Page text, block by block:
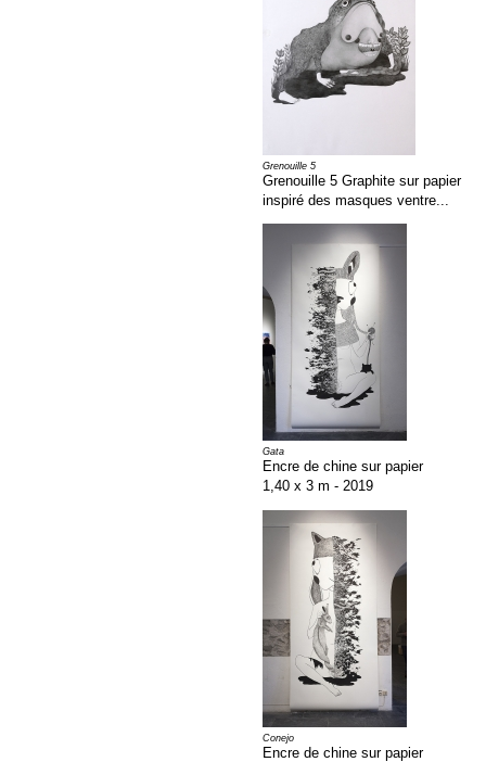
Grenouille 5
Grenouille 5 Graphite sur papier
inspiré des masques ventre...
Gata
Encre de chine sur papier
1,40 x 3 m - 2019
Conejo
Encre de chine sur papier